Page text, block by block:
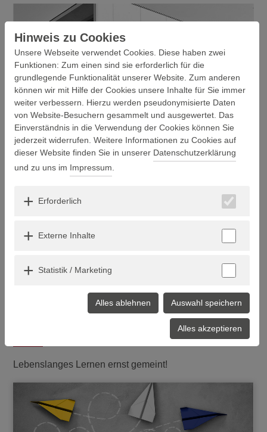
medbo Institut für Bildung und Personalentwicklung
(IBP)
KARRIEREPHASE
Lebenslanges Lernen ernst gemeint!
Hinweis zu Cookies
Unsere Webseite verwendet Cookies. Diese haben zwei
Funktionen: Zum einen sind sie erforderlich für die
grundlegende Funktionalität unserer Website. Zum anderen
können wir mit Hilfe der Cookies unsere Inhalte für Sie immer
weiter verbessern. Hierzu werden pseudonymisierte Daten
von Website-Besuchern gesammelt und ausgewertet. Das
Einverständnis in die Verwendung der Cookies können Sie
jederzeit widerrufen. Weitere Informationen zu Cookies auf
dieser Website finden Sie in unserer Datenschutzerklärung
und zu uns im Impressum
Erforderlich
Externe Inhalte
Statistik / Marketing
Alles ablehnen Auswahl speichern
Alles akzeptieren